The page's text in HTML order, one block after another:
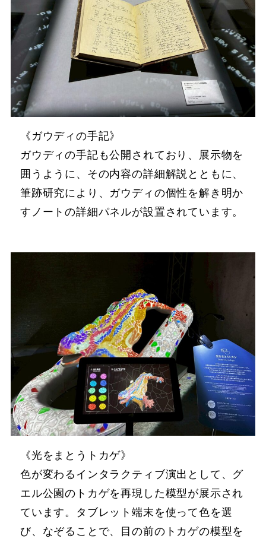
《ガウディの手記》
ガウディの手記も公開されており、展示物を
囲うように、その内容の詳細解説とともに、
筆跡研究により、ガウディの個性を解き明か
すノートの詳細パネルが設置されています。
《光をまとうトカゲ》
色が変わるインタラクティブ演出として、グ
エル公園のトカゲを再現した模型が展示され
ています。タブレット端末を使って色を選
び、なぞることで、目の前のトカゲの模型を